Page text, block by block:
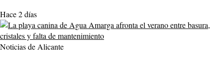
Hace 2 días
Noticias de Alicante